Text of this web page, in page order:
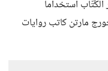
استخداما
مارتن كاتب روايات